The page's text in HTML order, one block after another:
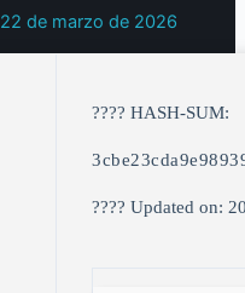
22 de marzo de 2026
???? HASH-SUM:
???? Updated on: